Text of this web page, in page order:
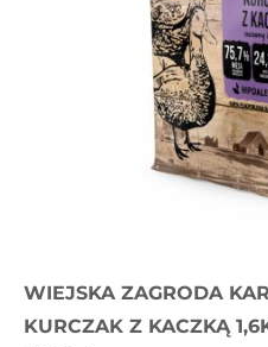
WIEJSKA ZAGRODA
KURCZAK Z KACZKĄ